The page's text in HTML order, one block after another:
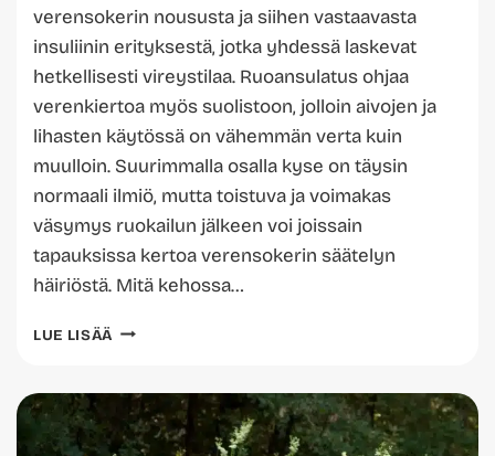
verensokerin noususta ja siihen vastaavasta
insuliinin erityksestä, jotka yhdessä laskevat
hetkellisesti vireystilaa. Ruoansulatus ohjaa
verenkiertoa myös suolistoon, jolloin aivojen ja
lihasten käytössä on vähemmän verta kuin
muulloin. Suurimmalla osalla kyse on täysin
normaali ilmiö, mutta toistuva ja voimakas
väsymys ruokailun jälkeen voi joissain
tapauksissa kertoa verensokerin säätelyn
häiriöstä. Mitä kehossa…
LUE LISÄÄ MISTÄ
RUOKAILUN
JÄLKEEN?